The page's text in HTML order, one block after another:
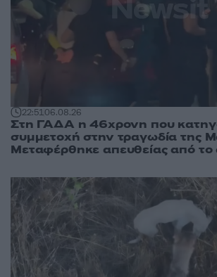
22:5106.08.26
Στη ΓΑΔΑ η 46χρονη που
συμμετοχή στην τραγωδία της
Μεταφέρθηκε απευθείας από το